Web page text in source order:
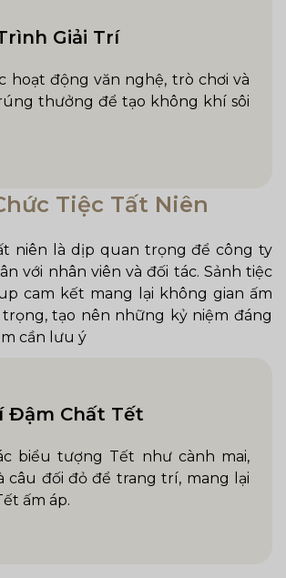
Giải Trí
hoạt động văn nghệ, trò chơi và
thưởng để tạo không khí sôi
Tiệc Tất Niên
niên là dịp quan trọng để công ty
với nhân viên và đối tác. Sảnh tiệc
cam kết mang lại không gian ấm
tạo nên những kỷ niệm đáng
cần lưu ý
Đậm Chất Tết
biểu tượng Tết như cành mai,
câu đối đỏ để trang trí, mang lại
ấm áp.